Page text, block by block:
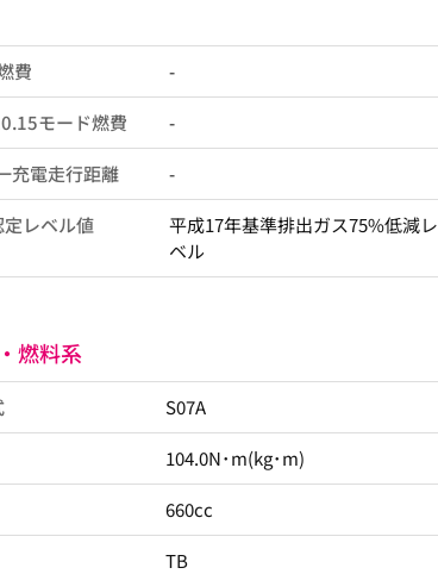
費 -
モード燃費 -
充電走行距離 -
レベル値
平成17年基準排出ガス75%低減レ
ベル
燃料系
S07A
104.0N･m(kg･m)
660cc
TB